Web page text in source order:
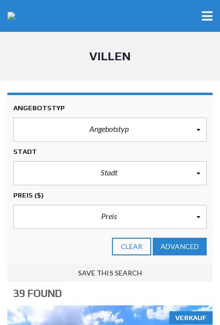
VILLEN
ANGEBOTSTYP
Angebotstyp
STADT
Stadt
PREIS ($)
Preis
CLEAR ADVANCED
SAVE THIS SEARCH
39 FOUND
VERKAUF